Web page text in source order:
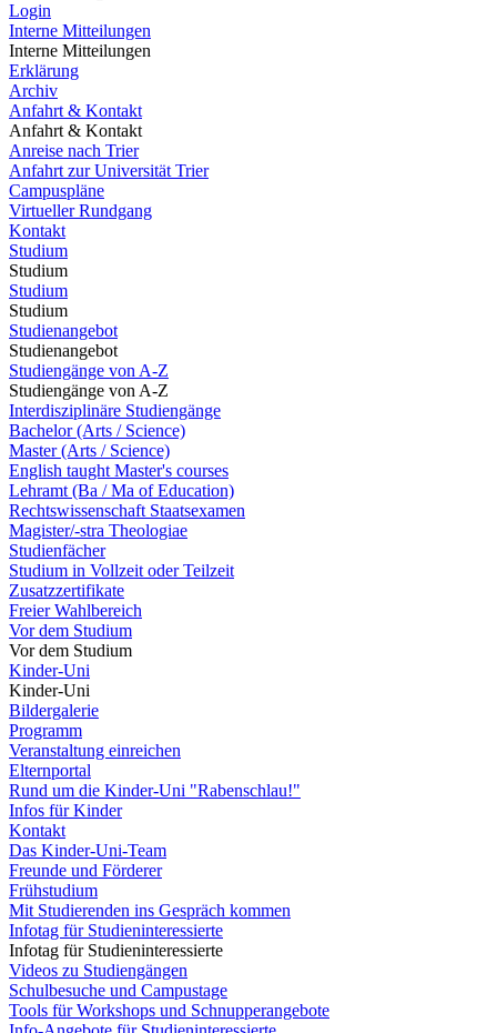
Login
Interne Mitteilungen
Interne Mitteilungen
Erklärung
Archiv
Anfahrt & Kontakt
Anfahrt & Kontakt
Anreise nach Trier
Anfahrt zur Universität Trier
Campuspläne
Virtueller Rundgang
Kontakt
Studium
Studium
Studium
Studium
Studienangebot
Studienangebot
Studiengänge von A-Z
Studiengänge von A-Z
Interdisziplinäre Studiengänge
Bachelor (Arts / Science)
Master (Arts / Science)
English taught Master's courses
Lehramt (Ba / Ma of Education)
Rechtswissenschaft Staatsexamen
Magister/-stra Theologiae
Studienfächer
Studium in Vollzeit oder Teilzeit
Zusatzzertifikate
Freier Wahlbereich
Vor dem Studium
Vor dem Studium
Kinder-Uni
Kinder-Uni
Bildergalerie
Programm
Veranstaltung einreichen
Elternportal
Rund um die Kinder-Uni "Rabenschlau!"
Infos für Kinder
Kontakt
Das Kinder-Uni-Team
Freunde und Förderer
Frühstudium
Mit Studierenden ins Gespräch kommen
Infotag für Studieninteressierte
Infotag für Studieninteressierte
Videos zu Studiengängen
Schulbesuche und Campustage
Tools für Workshops und Schnupperangebote